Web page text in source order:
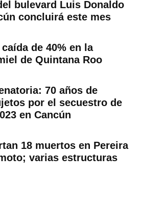
bulevard Luis Donaldo
concluirá este mes
de 40% en la
de Quintana Roo
70 años de
por el secuestro de
en Cancún
18 muertos en Pereira
varias estructuras